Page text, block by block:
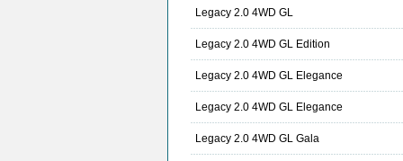
Legacy 2.0 4WD GL
Legacy 2.0 4WD GL Edition
Legacy 2.0 4WD GL Elegance
Legacy 2.0 4WD GL Elegance
Legacy 2.0 4WD GL Gala